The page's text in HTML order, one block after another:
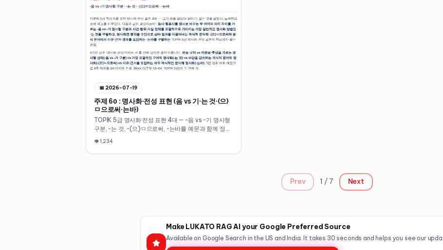
📅 2026-07-19
주제 60 : 명사화·전성 표현 (음 vs 기·는 것·(으)
ㅁ으로써·는바)
TOPIK 5급 명사화·전성 표현 4대 — -음 vs -기 명사형
구분, -는 것, -(으)ㅁ으로써, -는바를 예문과 함께 정리
👁1,234
Prev 1 / 7 Next
Make LUKATO RAG AI your Google Preferred Source
Available on Google Search in the US and India. It takes 30 seconds and helps you see our